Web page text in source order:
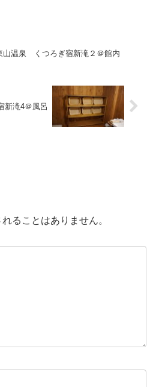
山温泉 くつろぎ宿新滝２＠館内
滝4＠風呂
ることはありません。